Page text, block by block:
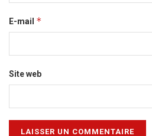
E-mail *
Site web